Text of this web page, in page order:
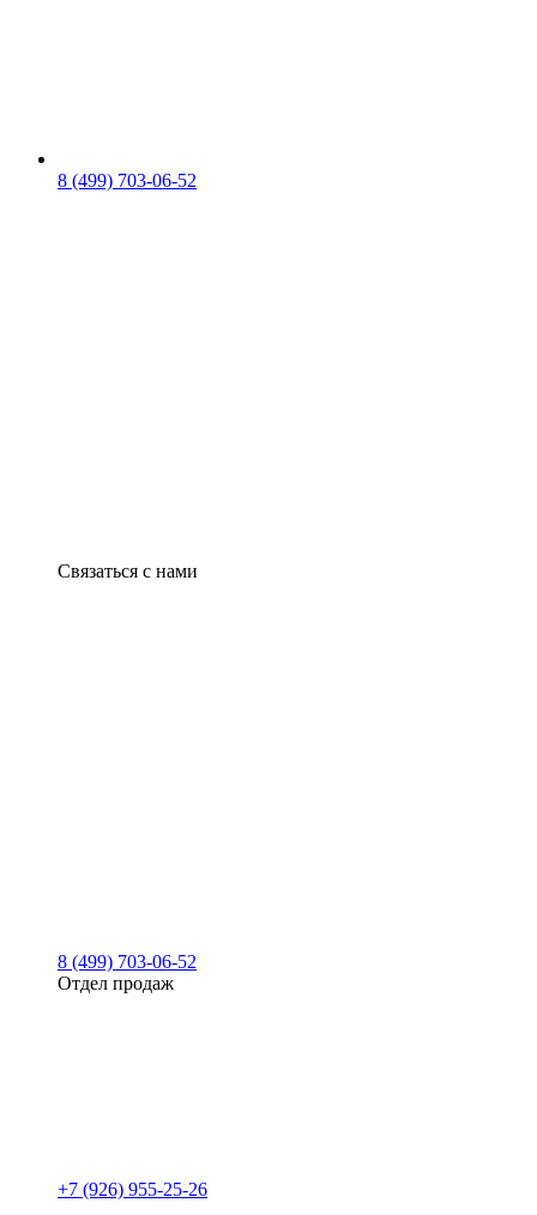
8 (499) 703-06-52
Связаться с нами
8 (499) 703-06-52
Отдел продаж
+7 (926) 955-25-26